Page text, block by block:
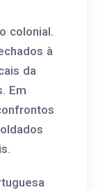
colonial.
à
da
Em